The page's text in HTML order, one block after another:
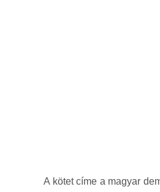
A kötet címe a magyar